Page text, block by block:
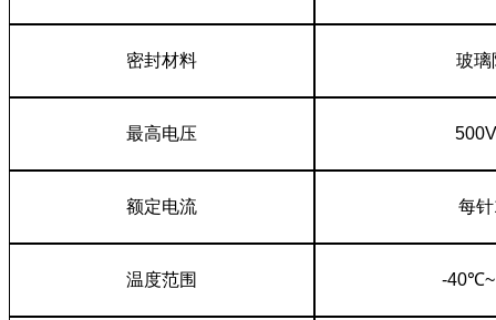
密封材料 玻璃
最高电压
额定电流 每
温度范围 -